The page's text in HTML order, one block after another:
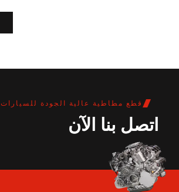
قطع مطاطية عالية الجودة للسيارات
اتصل بنا الآن